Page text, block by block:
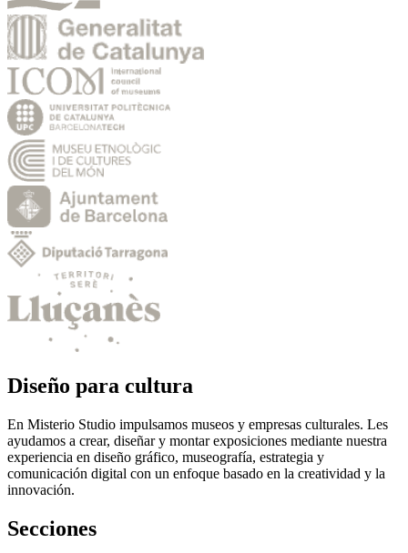
Diseño para cultura
En Misterio Studio impulsamos museos y empresas culturales. Les
ayudamos a crear, diseñar y montar exposiciones mediante nuestra
experiencia en diseño gráfico, museografía, estrategia y
comunicación digital con un enfoque basado en la creatividad y la
innovación.
Secciones